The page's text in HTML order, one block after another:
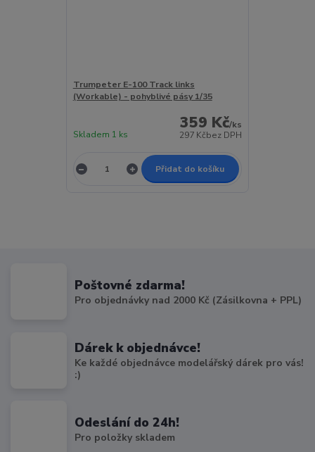
Trumpeter E-100 Track links
(Workable) - pohyblivé pásy 1/35
359 Kč/ks
297 Kčbez DPH
Skladem 1 ks
Přidat do košíku
Poštovné zdarma!
Pro objednávky nad 2000 Kč (Zásilkovna + PPL)
Dárek k objednávce!
Ke každé objednávce modelářský dárek pro vás!
:)
Odeslání do 24h!
Pro položky skladem